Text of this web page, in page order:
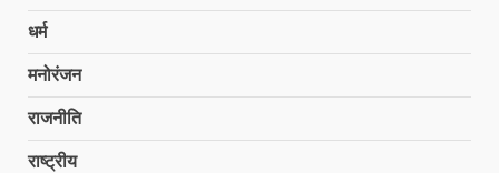
धर्म
मनोरंजन
राजनीति
राष्ट्रीय